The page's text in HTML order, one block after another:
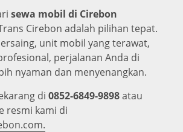
sewa mobil di Cirebon
Cirebon adalah pilihan tepat.
unit mobil yang terawat,
perjalanan Anda di
nyaman dan menyenangkan.
di 0852-6849-9898atau
resmi kami di